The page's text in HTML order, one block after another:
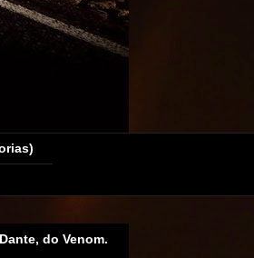
do Venom.